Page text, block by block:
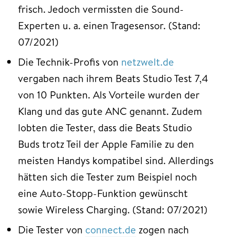
frisch. Jedoch vermissten die Sound-
Experten u. a. einen Tragesensor. (Stand:
07/2021)
Die Technik-Profis von netzwelt.de
vergaben nach ihrem Beats Studio Test 7,4
von 10 Punkten. Als Vorteile wurden der
Klang und das gute ANC genannt. Zudem
lobten die Tester, dass die Beats Studio
Buds trotz Teil der Apple Familie zu den
meisten Handys kompatibel sind. Allerdings
hätten sich die Tester zum Beispiel noch
eine Auto-Stopp-Funktion gewünscht
sowie Wireless Charging. (Stand: 07/2021)
Die Tester von connect.de zogen nach